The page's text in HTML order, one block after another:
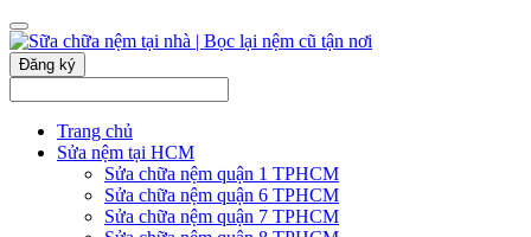
Đăng ký
Trang chủ
Sửa nệm tại HCM
Sửa chữa nệm quận 1 TPHCM
Sửa chữa nệm quận 6 TPHCM
Sửa chữa nệm quận 7 TPHCM